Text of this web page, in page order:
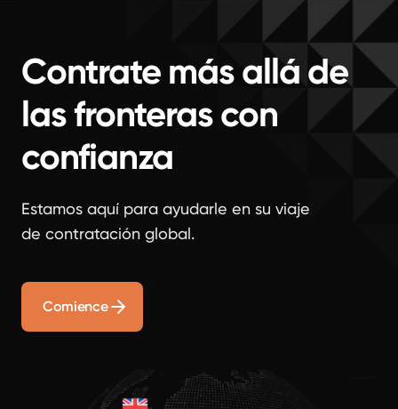
Contrate más allá de
las fronteras con
confianza
Estamos aquí para ayudarle en su viaje
de contratación global.
Comience